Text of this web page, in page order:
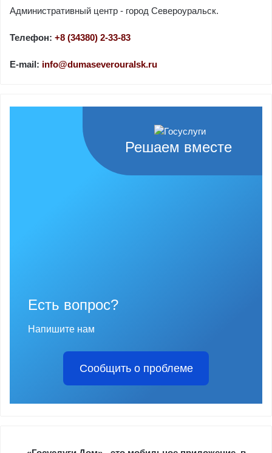
Административный центр - город Североуральск.
Телефон: +8 (34380) 2-33-83
E-mail: info@dumaseverouralsk.ru
Решаем вместе
Есть вопрос?
Напишите нам
Сообщить о проблеме